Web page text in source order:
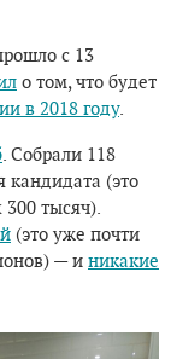
с 13
о том, что будет
в 2018 году.
. Собрали 118
(это
тысяч).
(это уже почти
— и никакие